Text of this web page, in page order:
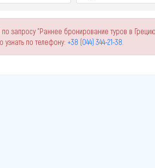
запросу "Раннее бронирование туров в Грецию
по телефону: +38 (044) 344-21-38